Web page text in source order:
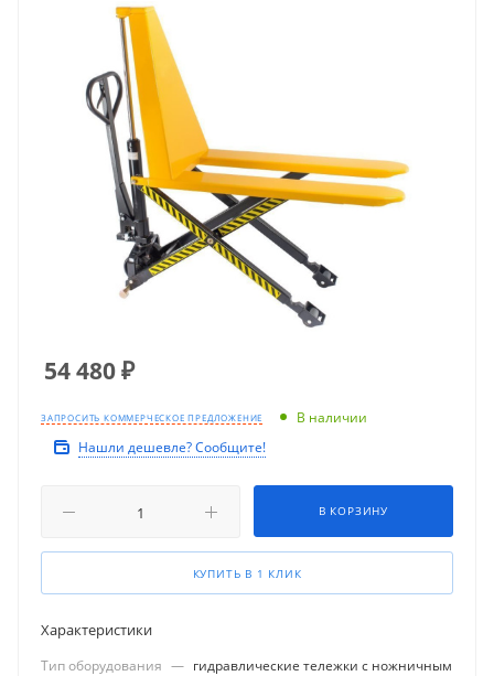
54 480₽
ЗАПРОСИТЬ КОММЕРЧЕСКОЕ ПРЕДЛОЖЕНИЕ
В наличии
Нашли дешевле? Сообщите!
В КОРЗИНУ
КУПИТЬ В 1 КЛИК
Характеристики
Тип оборудования — гидравлические тележки с ножничным